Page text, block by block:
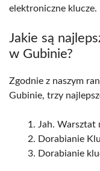
elektroniczne klucze.
Jakie są
w Gubinie?
Zgodnie z naszym
Gubinie, trzy
Jah. Warsztat
Dorabianie
Dorabianie